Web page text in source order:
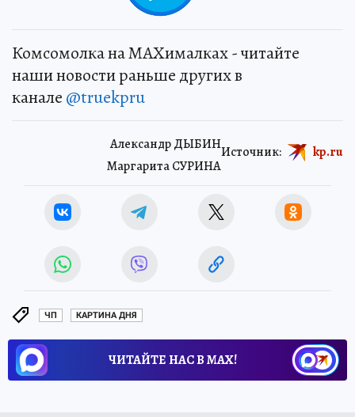
Комсомолка на MAXималках - читайте
наши новости раньше других в
канале @truekpru
Александр ДЫБИН
Маргарита СУРИНА
Источник: kp.ru
ЧП КАРТИНА ДНЯ
ЧИТАЙТЕ НАС В МАХ!